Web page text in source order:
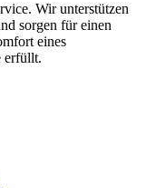
Wir unterstützen
sorgen für einen
eines
erfüllt.